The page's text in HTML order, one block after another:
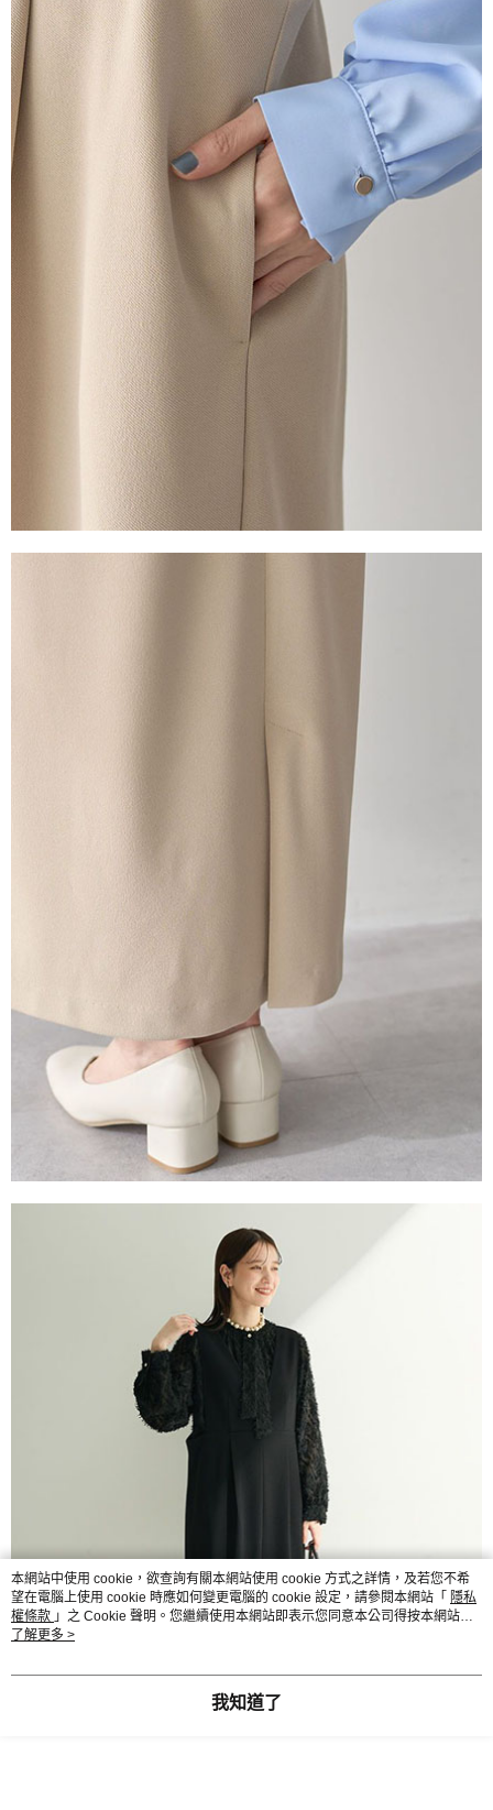
本網站中使用 cookie，欲查詢有關本網站使用 cookie 方式之詳情，及若您不希
望在電腦上使用 cookie 時應如何變更電腦的 cookie 設定，請參閱本網站「 隱私
權條款 」之 Cookie 聲明。您繼續使用本網站即表示您同意本公司得按本網站使
用條款之 Cookie 聲明使用 cookie。
了解更多 >
我知道了